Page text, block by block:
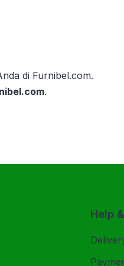
di Furnibel.com.
.
Help